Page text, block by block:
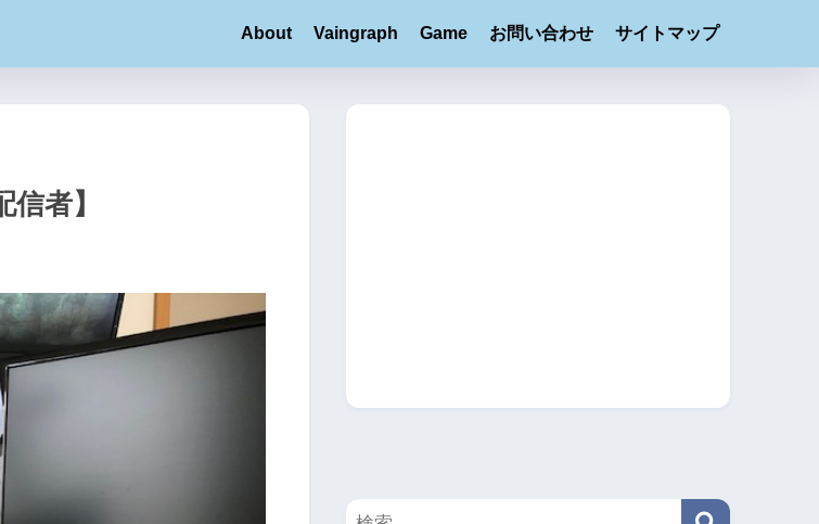
About Vaingraph Game お問い合わせ サイトマップ
者】